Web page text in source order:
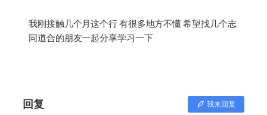
我刚接触几个月这个行 有很多地方不懂 希望找几个志
同道合的朋友一起分享学习一下
回复 我来回复